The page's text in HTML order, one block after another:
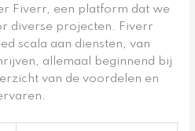
Fiverr, een platform dat we
diverse projecten. Fiverr
scala aan diensten, van
allemaal beginnend bij
van de voordelen en